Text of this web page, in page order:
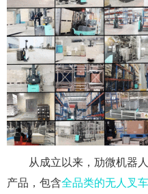
从成立以来，劢微机器
产品，包含全品类的无人叉